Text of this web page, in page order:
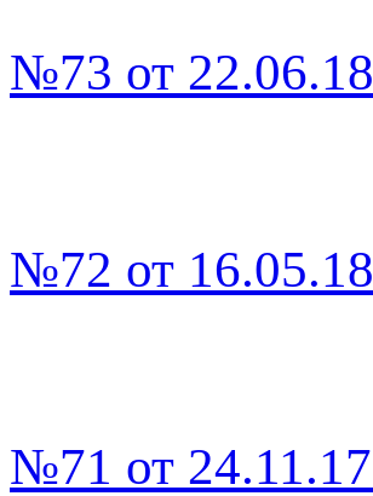
№73 от 22.06.18
№72 от 16.05.18
№71 от 24.11.17